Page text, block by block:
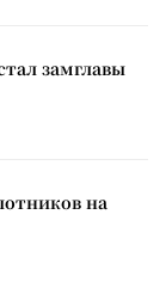
замглавы
на